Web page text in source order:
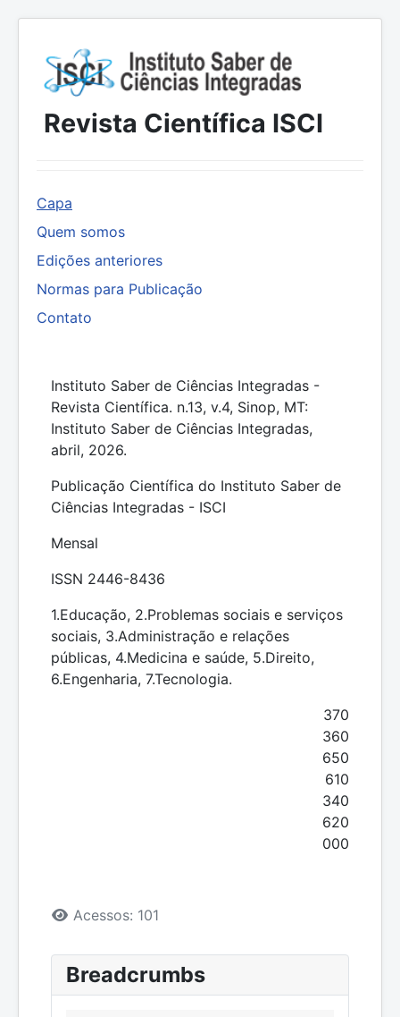
Revista Científica ISCI
Capa
Quem somos
Edições anteriores
Normas para Publicação
Contato
Instituto Saber de Ciências Integradas -
Revista Científica. n.13, v.4, Sinop, MT:
Instituto Saber de Ciências Integradas,
abril, 2026.
Publicação Científica do Instituto Saber de
Ciências Integradas - ISCI
Mensal
ISSN 2446-8436
1.Educação, 2.Problemas sociais e serviços
sociais, 3.Administração e relações
públicas, 4.Medicina e saúde, 5.Direito,
6.Engenharia, 7.Tecnologia.
370
360
650
610
340
620
000
Detalhes
Acessos: 101
Breadcrumbs